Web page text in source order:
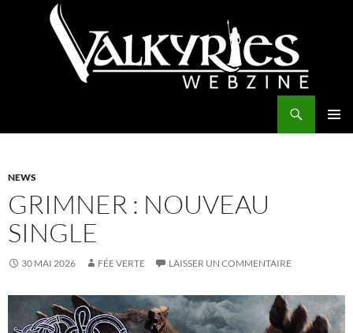
NEWS
GRIMNER : NOUVEAU
SINGLE
30 MAI 2026 FÉE VERTE LAISSER UN COMMENTAIRE